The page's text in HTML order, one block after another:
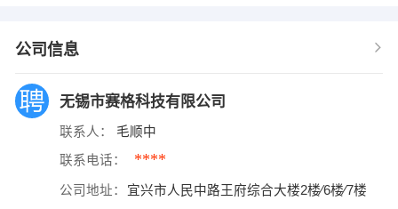
公司信息
无锡市赛格科技有限公司
联系人： 毛顺中
联系电话： ****
公司地址： 宜兴市人民中路王府综合大楼2楼∕6楼∕7楼